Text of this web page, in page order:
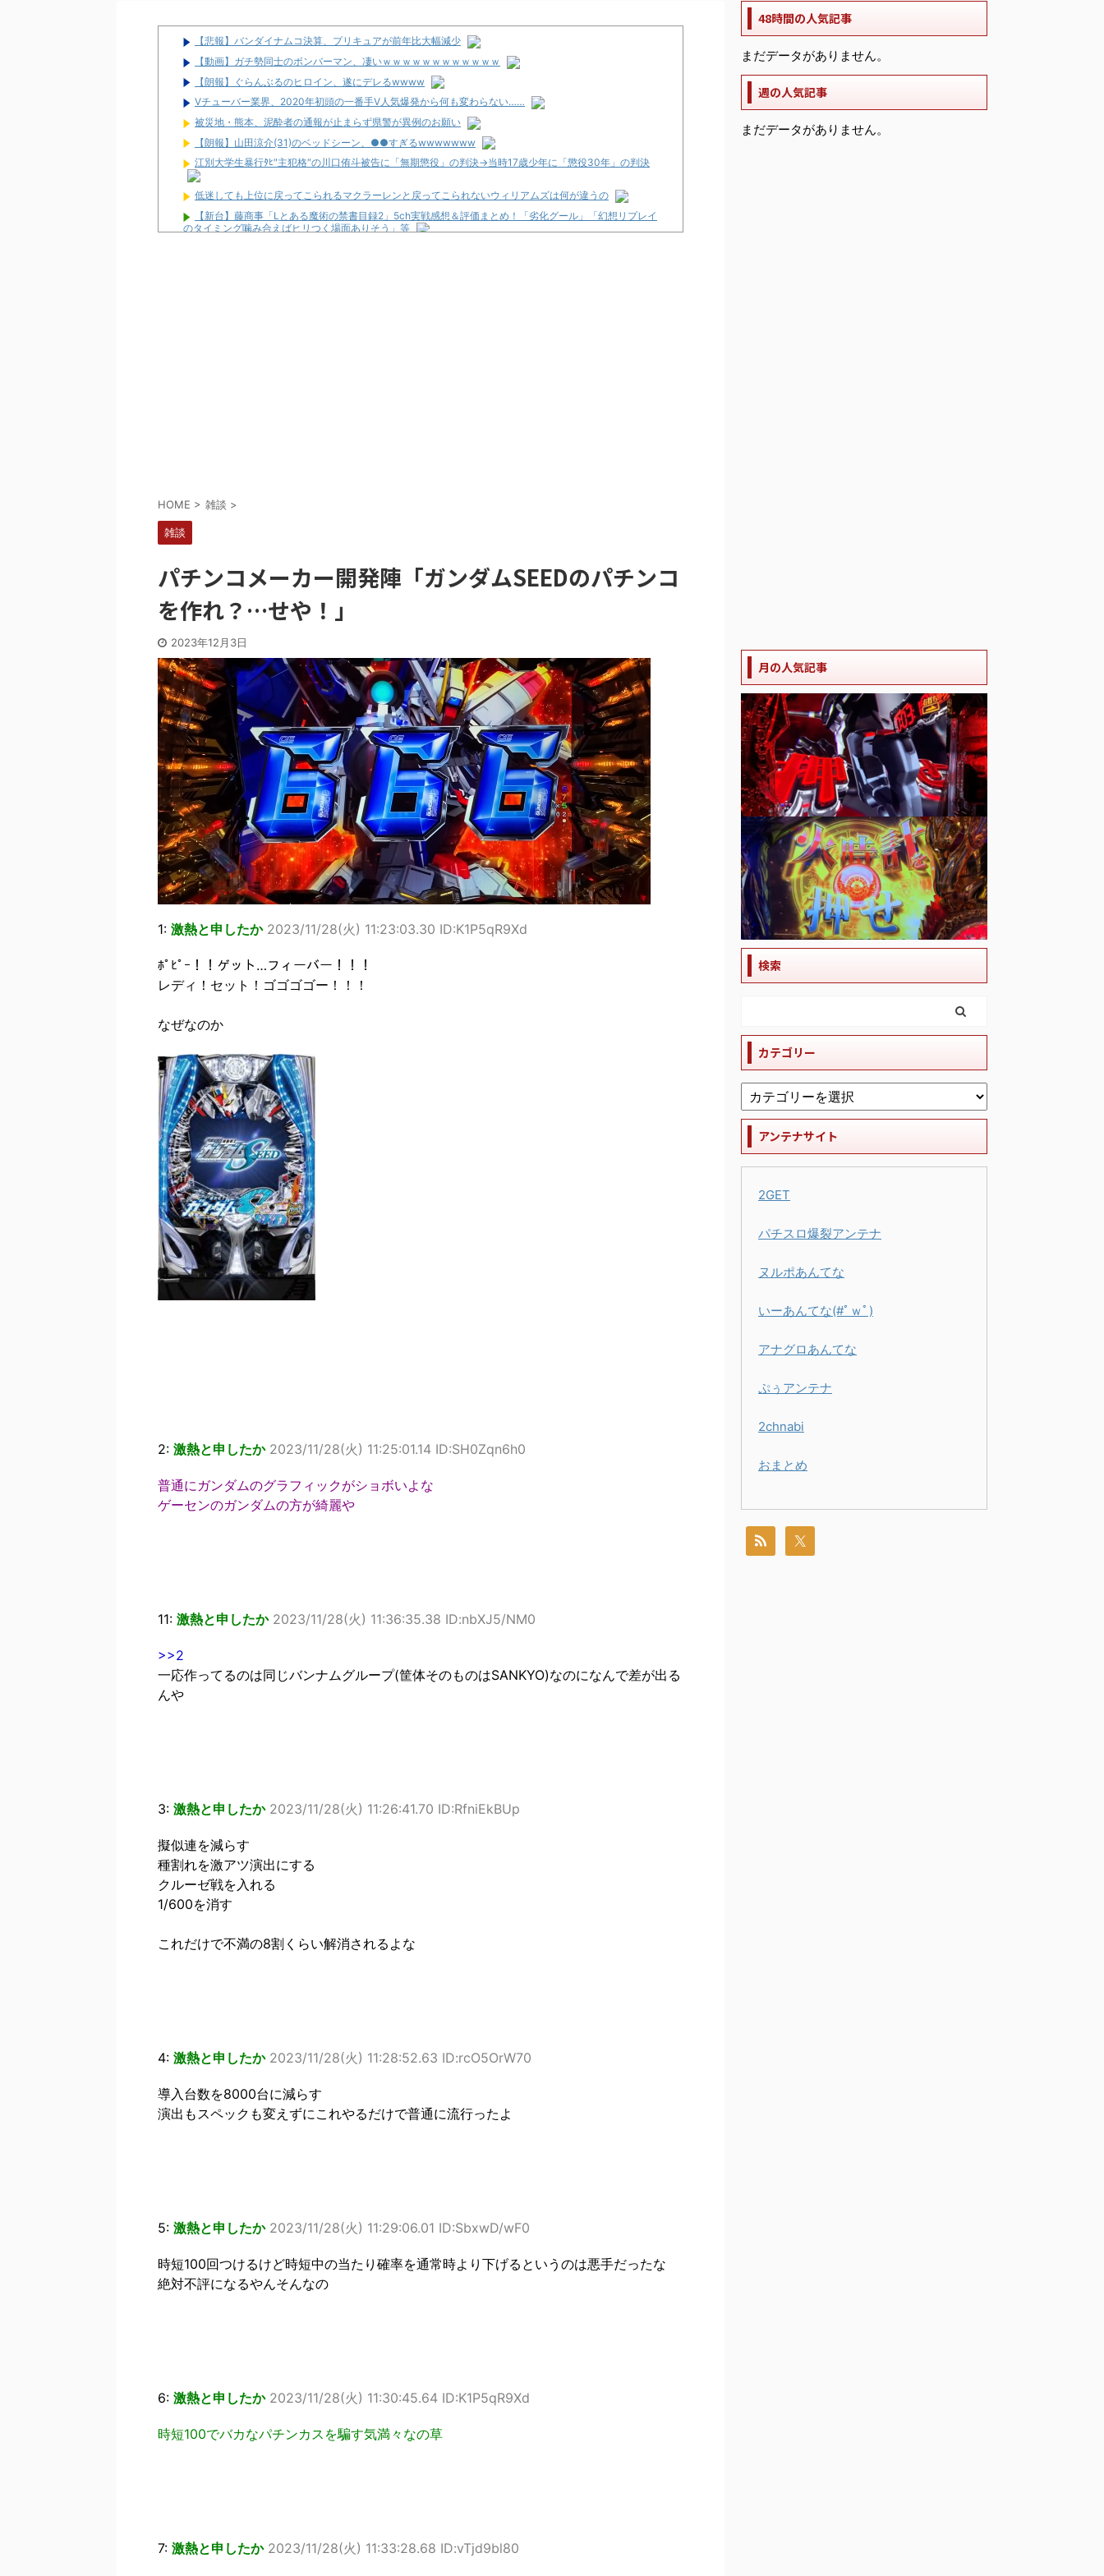
【悲報】バンダイナムコ決算、プリキュアが前年比大幅減少
【動画】ガチ勢同士のボンバーマン、凄いｗｗｗｗｗｗｗｗｗｗｗｗ
【朗報】ぐらんぶるのヒロイン、遂にデレるwwww
Vチューバー業界、2020年初頭の一番手V人気爆発から何も変わらない……
被災地・熊本、泥酔者の通報が止まらず県警が異例のお願い
【朗報】山田涼介(31)のベッドシーン、●●すぎるwwwwwww
江別大学生暴行ﾀﾋ″主犯格″の川口侑斗被告に「無期懲役」の判決→当時17歳少年に「懲役30年」の判決
低迷しても上位に戻ってこられるマクラーレンと戻ってこられないウィリアムズは何が違うの
【新台】藤商事「Lとある魔術の禁書目録2」5ch実戦感想＆評価まとめ！「劣化グール」「幻想リプレイ
のタイミング噛み合えばヒリつく場面ありそう」等
HOME > 雑談 >
雑談
パチンコメーカー開発陣「ガンダムSEEDのパチンコ
を作れ？…せや！」
2023年12月3日
1: 激熱と申したか 2023/11/28(火) 11:23:03.30 ID:K1P5qR9Xd
ﾎﾟﾋﾟｰ！！ゲット…フィーバー！！！
レディ！セット！ゴゴゴゴー！！！
なぜなのか
2: 激熱と申したか 2023/11/28(火) 11:25:01.14 ID:SH0Zqn6h0
普通にガンダムのグラフィックがショボいよな
ゲーセンのガンダムの方が綺麗や
11: 激熱と申したか 2023/11/28(火) 11:36:35.38 ID:nbXJ5/NM0
>>2
一応作ってるのは同じバンナムグループ(筐体そのものはSANKYO)なのになんで差が出る
んや
3: 激熱と申したか 2023/11/28(火) 11:26:41.70 ID:RfniEkBUp
擬似連を減らす
種割れを激アツ演出にする
クルーゼ戦を入れる
1/600を消す
これだけで不満の8割くらい解消されるよな
4: 激熱と申したか 2023/11/28(火) 11:28:52.63 ID:rcO5OrW70
導入台数を8000台に減らす
演出もスペックも変えずにこれやるだけで普通に流行ったよ
5: 激熱と申したか 2023/11/28(火) 11:29:06.01 ID:SbxwD/wF0
時短100回つけるけど時短中の当たり確率を通常時より下げるというのは悪手だったな
絶対不評になるやんそんなの
6: 激熱と申したか 2023/11/28(火) 11:30:45.64 ID:K1P5qR9Xd
時短100でバカなパチンカスを騙す気満々なの草
7: 激熱と申したか 2023/11/28(火) 11:33:28.68 ID:vTjd9bl80
48時間の人気記事
まだデータがありません。
週の人気記事
まだデータがありません。
月の人気記事
検索
カテゴリー
アンテナサイト
2GET
パチスロ爆裂アンテナ
ヌルポあんてな
いーあんてな(#ﾟｗﾟ)
アナグロあんてな
ぷぅアンテナ
2chnabi
おまとめ